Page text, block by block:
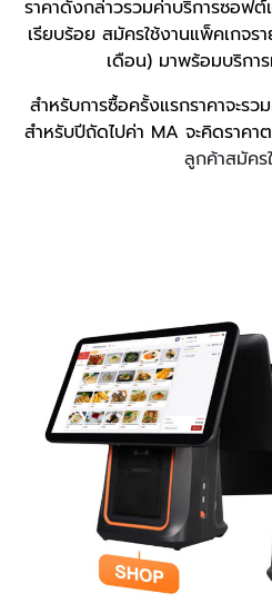
ราคาดังกล่าวรวมค่าบริการซอฟ
เรียบร้อย สมัครใช้งานแพ็คเกจ
เดือน) มาพร้อมบริกา
สำหรับการซื้อครั้งแรกราคาจะร
สำหรับปีถัดไปค่า MA จะคิดราคา
ลูกค้าสมัคร